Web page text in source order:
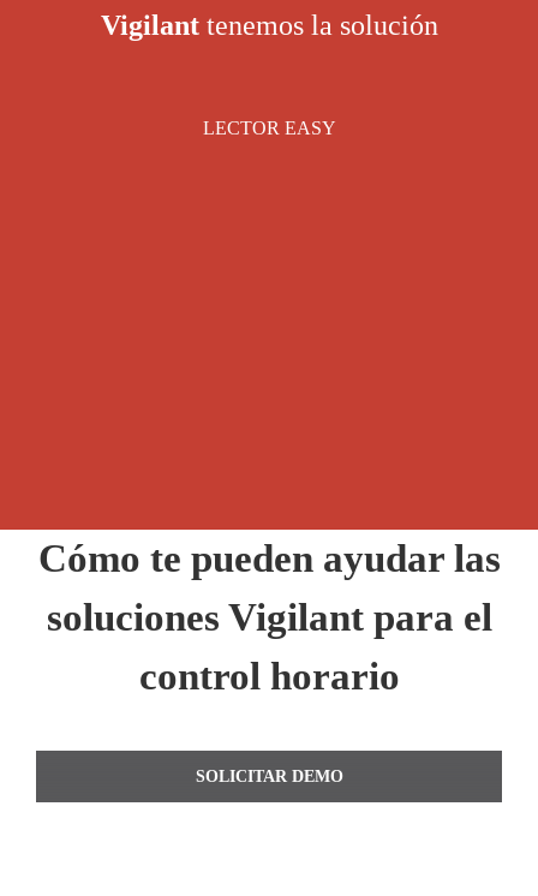
Vigilant tenemos la solución
LECTOR EASY
Cómo te pueden ayudar las
soluciones Vigilant para el
control horario
SOLICITAR DEMO